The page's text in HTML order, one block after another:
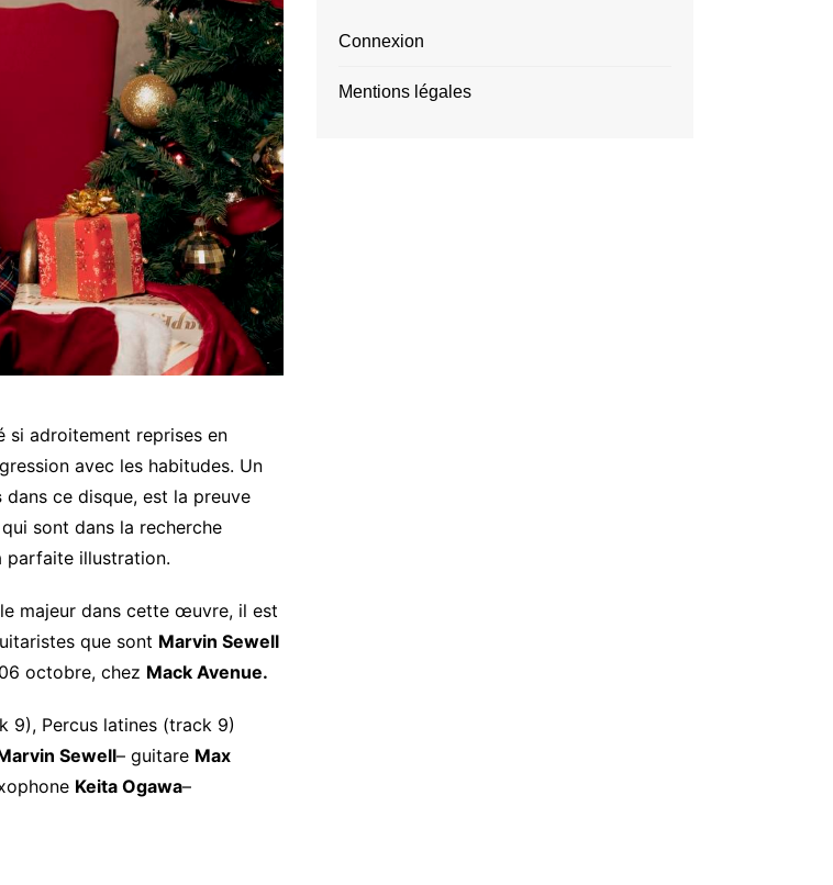
si adroitement reprises en
avec les habitudes. Un
dans ce disque, est la preuve
sont dans la recherche
parfaite illustration.
majeur dans cette œuvre, il est
que sont Marvin Sewell
octobre, chez Mack Avenue.
9), Percus latines (track 9)
Sewell– guitare Max
Keita Ogawa–
Connexion
Mentions légales